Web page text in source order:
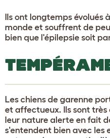
Ils ont longtemps évolués
monde et souffrent de
bien que l'épilepsie soit
Les chiens de garenne
et affectueux. Ils sont
leur nature alerte en fait
s'entendent bien avec les